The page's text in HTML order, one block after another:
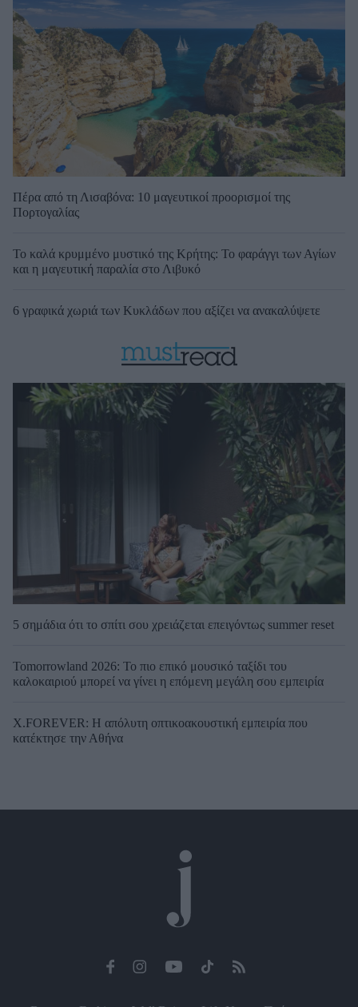
Πέρα από τη Λισαβόνα: 10 μαγευτικοί προορισμοί της
Πορτογαλίας
Το καλά κρυμμένο μυστικό της Κρήτης: Το φαράγγι των Αγίων
και η μαγευτική παραλία στο Λιβυκό
6 γραφικά χωριά των Κυκλάδων που αξίζει να ανακαλύψετε
5 σημάδια ότι το σπίτι σου χρειάζεται επειγόντως summer reset
Tomorrowland 2026: Το πιο επικό μουσικό ταξίδι του
καλοκαιριού μπορεί να γίνει η επόμενη μεγάλη σου εμπειρία
X.FOREVER: Η απόλυτη οπτικοακουστική εμπειρία που
κατέκτησε την Αθήνα